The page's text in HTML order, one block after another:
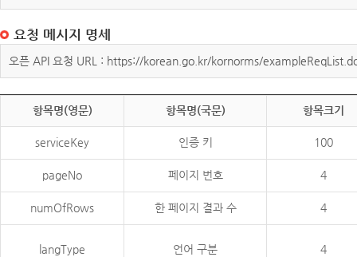
요청 메시지 명세
오픈 API 요청 URL : https://korean.go.kr/kornorms/
항목명(영문) 항목명(국문) 항목크기
serviceKey 인증 키 100
pageNo 페이지 번호 4
numOfRows 한 페이지 결과 수 4
langType 언어 구분 4